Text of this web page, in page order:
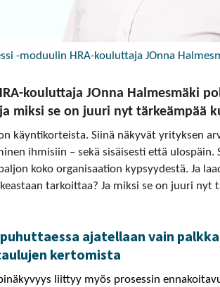
-moduulin HRA-kouluttaja JOnna
kouluttaja JOnna Halmesmäki
miksi se on juuri nyt tärkeämpää
käyntikorteista. Siinä näkyvät yrityksen
ihmisiin – sekä sisäisesti että ulospäin.
koko organisaation kypsyydestä. Ja
tarkoittaa? Ja miksi se on juuri nyt
ajatellaan vain
kertomista
liittyy myös prosessin